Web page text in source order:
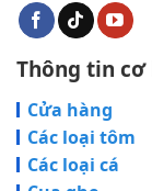
Thông tin cơ
Cửa hàng
Các loại tôm
Các loại cá